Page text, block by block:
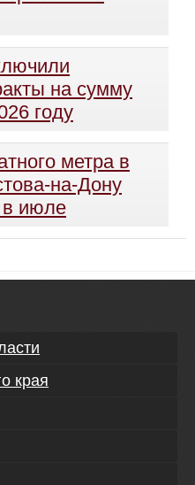
на сумму
году
метра в
на-Дону
в июле
края